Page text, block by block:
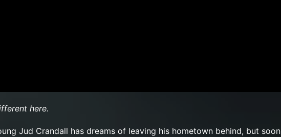
here.
Jud Crandall has dreams of leaving his hometown behind, but soon